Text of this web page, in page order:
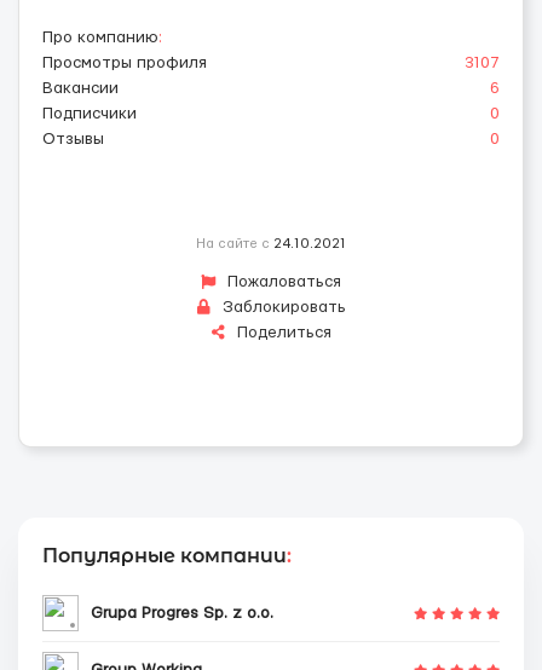
Про компанию:
Просмотры профиля
3107
Вакансии
6
Подписчики
0
Отзывы
0
На сайте с 24.10.2021
Пожаловаться
Заблокировать
Поделиться
Популярные компании:
Grupa Progres Sp. z o.o.